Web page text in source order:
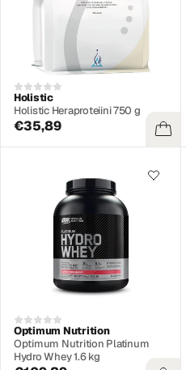
Holistic
Holistic Heraproteiini 750 g
€35,89
Optimum Nutrition
Optimum Nutrition Platinum
Hydro Whey 1.6 kg